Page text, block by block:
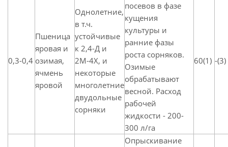
0,3-0,4
Пшеница
яровая и
озимая,
ячмень
яровой
Однолетние,
в т.ч.
устойчивые
к 2,4-Д и
2М-4Х, и
некоторые
многолетние
двудольные
сорняки
посевов в фазе
кущения
культуры и
ранние фазы
роста сорняков.
Озимые
обрабатывают
весной. Расход
рабочей
жидкости - 200-
300 л/га
60(1) -(3)
Опрыскивание